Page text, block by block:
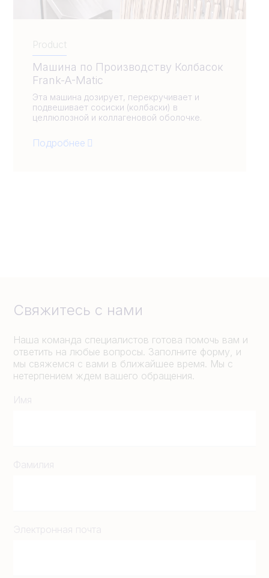
Product
Машина по Производству Колбасок
Frank-A-Matic
Эта машина дозирует, перекручивает и
подвешивает сосиски (колбаски) в
целлюлозной и коллагеновой оболочке.
Подробнее
Свяжитесь с нами
Наша команда специалистов готова помочь вам и
ответить на любые вопросы. Заполните форму, и
мы свяжемся с вами в ближайшее время. Мы с
нетерпением ждем вашего обращения.
Имя
Фамилия
Электронная почта